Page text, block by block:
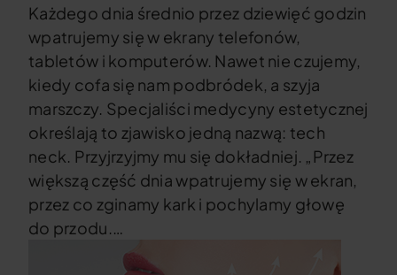
Każdego dnia średnio przez dziewięć godzin
wpatrujemy się w ekrany telefonów,
tabletów i komputerów. Nawet nie czujemy,
kiedy cofa się nam podbródek, a szyja
marszczy. Specjaliści medycyny estetycznej
określają to zjawisko jedną nazwą: tech
neck. Przyjrzyjmy mu się dokładniej. „Przez
większą część dnia wpatrujemy się w ekran,
przez co zginamy kark i pochylamy głowę
do przodu.…